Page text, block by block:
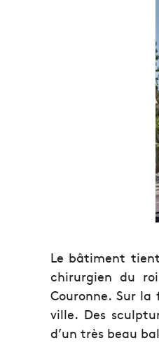
Le bâtiment
chirurgien du
Couronne. Sur la
ville. Des
d’un très beau